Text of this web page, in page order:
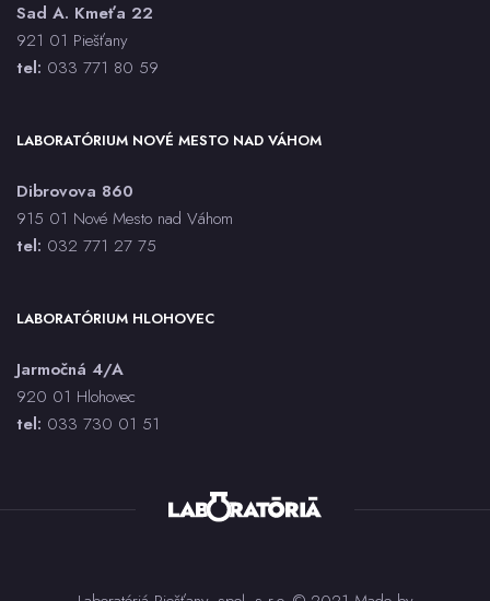
Sad A. Kmeťa 22
921 01 Piešťany
tel: 033 771 80 59
LABORATÓRIUM NOVÉ MESTO NAD VÁHOM
Dibrovova 860
915 01 Nové Mesto nad Váhom
tel: 032 771 27 75
LABORATÓRIUM HLOHOVEC
Jarmočná 4/A
920 01 Hlohovec
tel: 033 730 01 51